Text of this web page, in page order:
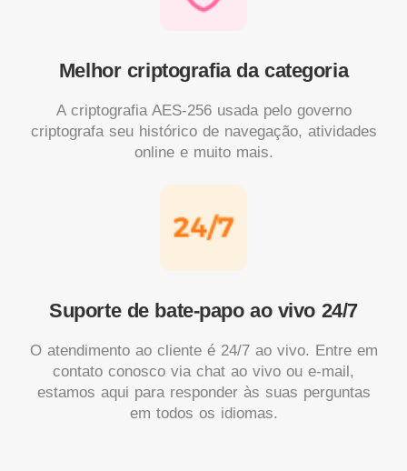
Melhor criptografia da categoria
A criptografia AES-256 usada pelo governo
criptografa seu histórico de navegação, atividades
online e muito mais.
Suporte de bate-papo ao vivo 24/7
O atendimento ao cliente é 24/7 ao vivo. Entre em
contato conosco via chat ao vivo ou e-mail,
estamos aqui para responder às suas perguntas
em todos os idiomas.